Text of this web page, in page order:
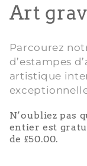
C
l
l
e
c
Art
Parcourez
d’estampes
artistique
N’oubliez pas
entier est
de £50.00.